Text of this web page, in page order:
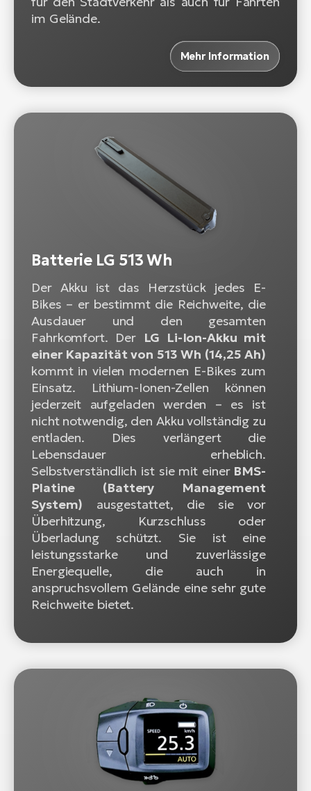
im Gelände.
Mehr Information
Batterie LG 513 Wh
Der Akku ist das Herzstück jedes E-
Bikes – er bestimmt die Reichweite, die
Ausdauer und den gesamten
Fahrkomfort. Der LG Li-Ion-Akku mit
einer Kapazität von 513 Wh (14,25 Ah)
kommt in vielen modernen E-Bikes zum
Einsatz. Lithium-Ionen-Zellen können
jederzeit aufgeladen werden – es ist
nicht notwendig, den Akku vollständig zu
entladen. Dies verlängert die
Lebensdauer erheblich.
Selbstverständlich ist sie mit einerBMS-
Platine (Battery Management
System) ausgestattet, die sie vor
Überhitzung, Kurzschluss oder
Überladung schützt. Sie ist eine
leistungsstarke und zuverlässige
Energiequelle, die auch in
anspruchsvollem Gelände eine sehr gute
Reichweite bietet.